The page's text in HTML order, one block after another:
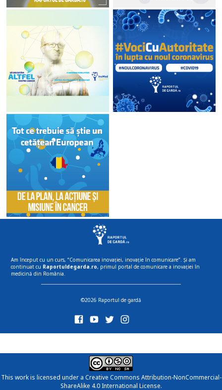
Am început cu un curs, “Comunicarea inovației, inovație în comunicare”. Și am
continuat cu Raportuldegarda.ro, primul portal de comunicare a inovației în
medicină din România.
©2026 Raportul de gardă
This work is licensed under a Creative Commons Attribution-NonCommercial-
ShareAlike 4.0 International License.